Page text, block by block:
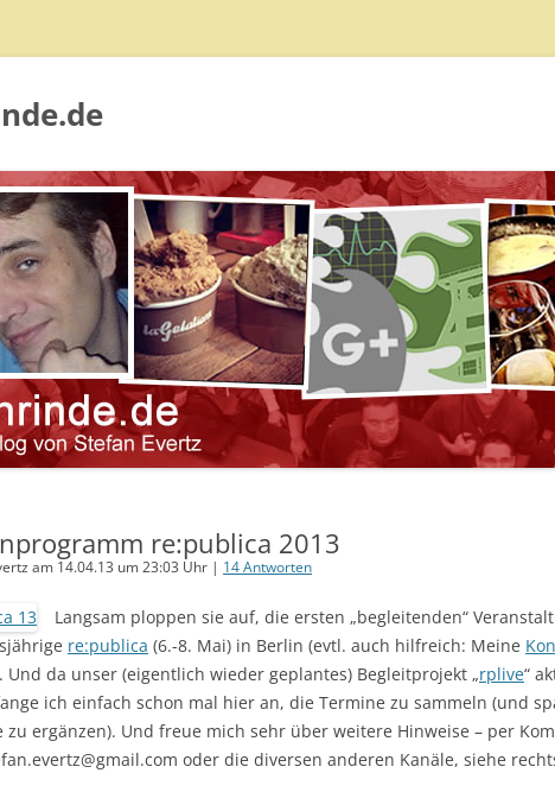
re:publica 2013
am 14.04.13 um 23:03 Uhr | 14 Antworten
Langsam ploppen sie auf, die ersten „begleitenden“
re:publica (6.-8. Mai) in Berlin (evtl. auch hilfreich: Meine
Und da unser (eigentlich wieder geplantes) Begleitprojekt „rplive“
ich einfach schon mal hier an, die Termine zu sammeln (und
zu ergänzen). Und freue mich sehr über weitere Hinweise – per
oder die diversen anderen Kanäle, siehe